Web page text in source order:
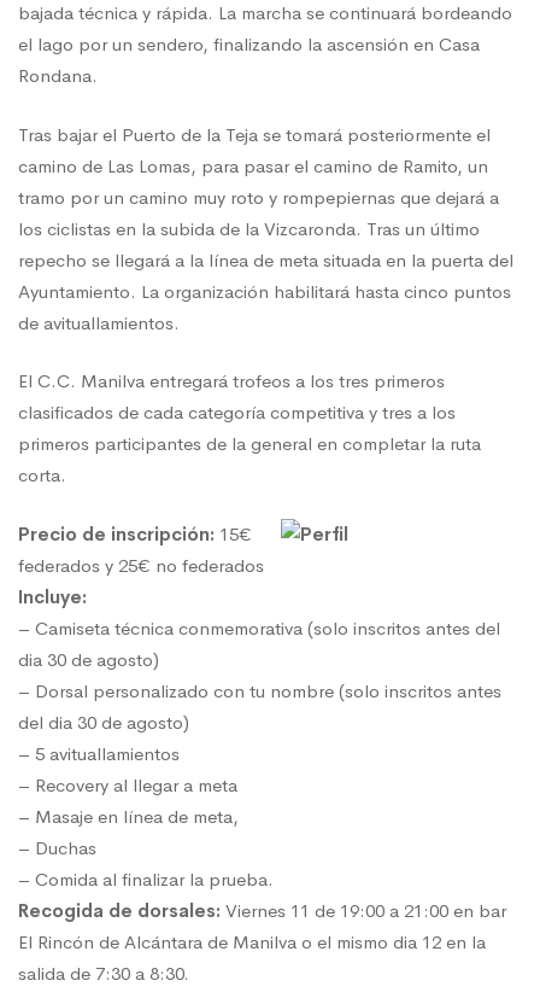
bajada técnica y rápida. La marcha se continuará bordeando
el lago por un sendero, finalizando la ascensión en Casa
Rondana.
Tras bajar el Puerto de la Teja se tomará posteriormente el
camino de Las Lomas, para pasar el camino de Ramito, un
tramo por un camino muy roto y rompepiernas que dejará a
los ciclistas en la subida de la Vizcaronda. Tras un último
repecho se llegará a la línea de meta situada en la puerta del
Ayuntamiento. La organización habilitará hasta cinco puntos
de avituallamientos.
El C.C. Manilva entregará trofeos a los tres primeros
clasificados de cada categoría competitiva y tres a los
primeros participantes de la general en completar la ruta
corta.
Precio de inscripción: 15€
federados y 25€ no federados
Incluye:
– Camiseta técnica conmemorativa (solo inscritos antes del
dia 30 de agosto)
– Dorsal personalizado con tu nombre (solo inscritos antes
del dia 30 de agosto)
– 5 avituallamientos
– Recovery al llegar a meta
– Masaje en línea de meta,
– Duchas
– Comida al finalizar la prueba.
Recogida de dorsales: Viernes 11 de 19:00 a 21:00 en bar
El Rincón de Alcántara de Manilva o el mismo dia 12 en la
salida de 7:30 a 8:30.